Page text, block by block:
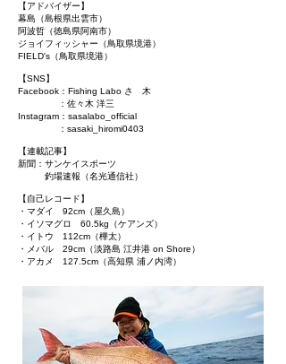
【アドバイザー】
幕島（島根県出雲市）
阿波哲（徳島県阿南市）
ジョイフィッシャー（鳥取県境港）
FIELD's（鳥取県境港）
【SNS】
Facebook： Fishing Labo さゝ木
：佐々木 洋三
Instagram：sasalabo_official
：sasaki_hiromi0403
【連載記事】
新聞：サンケイスポーツ
釣場速報（名光通信社）
【自己レコード】
・マダイ 92cm（屋久島）
・イソマグロ 60.5kg（ケアンズ）
・イトウ 112cm（樺太）
・メバル 29cm（淡路島 江井港 on Shore）
・アカメ 127.5cm（高知県 浦ノ内湾）